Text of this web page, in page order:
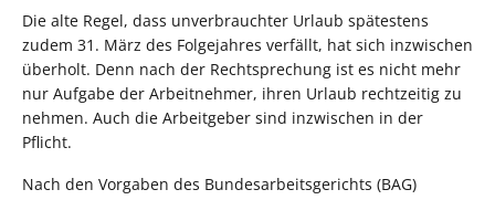
Die alte Regel, dass unverbrauchter Urlaub spätestens
zudem 31. März des Folgejahres verfällt, hat sich inzwischen
überholt. Denn nach der Rechtsprechung ist es nicht mehr
nur Aufgabe der Arbeitnehmer, ihren Urlaub rechtzeitig zu
nehmen. Auch die Arbeitgeber sind inzwischen in der
Pflicht.
Nach den Vorgaben des Bundesarbeitsgerichts (BAG)